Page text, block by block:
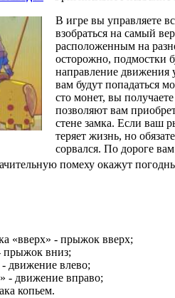
В игре вы управляете
взобраться на самый
расположенным на
осторожно, подмостки
направление движения
вам будут попадаться
сто монет, вы
позволяют вам
стене замка. Если ваш
теряет жизнь, но
сорвался. По дороге
помеху окажут
«вверх» - прыжок вверх;
прыжок вниз;
движение влево;
- движение вправо;
копьем.